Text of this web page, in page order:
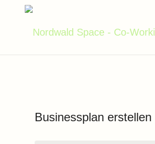
Businessplan erstellen